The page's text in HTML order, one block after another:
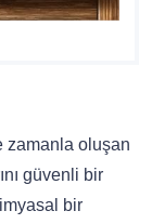
zamanla oluşan
güvenli bir
bir